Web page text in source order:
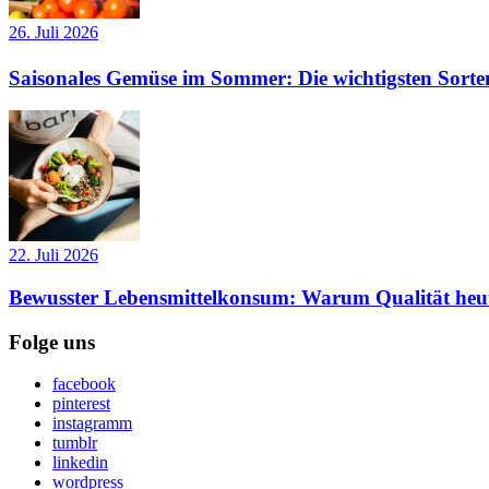
26. Juli 2026
Saisonales Gemüse im Sommer: Die wichtigsten
22. Juli 2026
Bewusster Lebensmittelkonsum: Warum Qualität
Folge uns
facebook
pinterest
instagramm
tumblr
linkedin
wordpress